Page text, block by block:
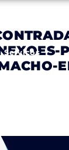
Serviços